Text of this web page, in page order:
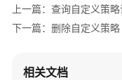
策
略
上一篇：查询自定义策
下一篇：删除自定义策
相关文档